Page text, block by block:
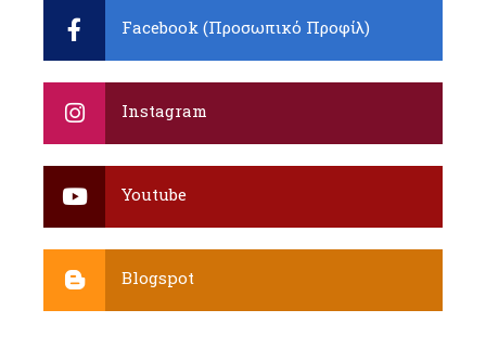
Facebook (Προσωπικό Προφίλ)
Instagram
Youtube
Blogspot